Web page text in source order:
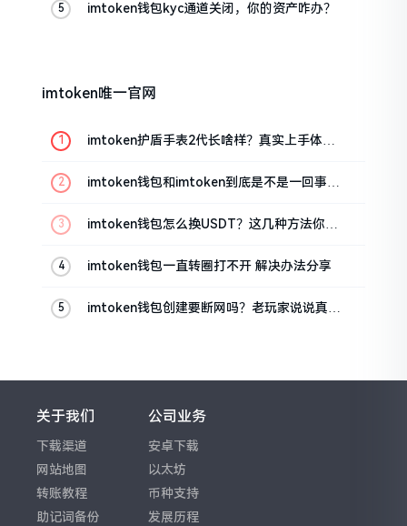
imtoken钱包kyc通道关闭，你的资产咋办？
imtoken唯一官网
imtoken护盾手表2代长啥样？真实上手体验
imtoken钱包和imtoken到底是不是一回事？
imtoken钱包怎么换USDT？这几种方法你得
imtoken钱包一直转圈打不开 解决办法分享
imtoken钱包创建要断网吗？老玩家说说真实
关于我们
下载渠道
网站地图
转账教程
助记词备份
公司业务
安卓下载
以太坊
币种支持
发展历程